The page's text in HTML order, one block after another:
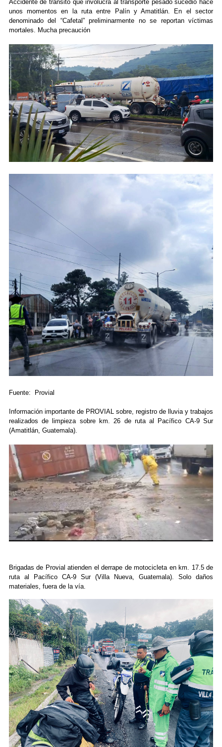
Accidente de tránsito que involucra al transporte pesado sucedió hace
unos momentos en la ruta entre Palín y Amatitlán. En el sector
denominado del “Cafetal” preliminarmente no se reportan víctimas
mortales. Mucha precaución
Fuente: Provial
Información importante de PROVIAL sobre, registro de lluvia y trabajos
realizados de limpieza sobre km. 26 de ruta al Pacífico CA-9 Sur
(Amatitlán, Guatemala).
Brigadas de Provial atienden el derrape de motocicleta en km. 17.5 de
ruta al Pacífico CA-9 Sur (Villa Nueva, Guatemala). Solo daños
materiales, fuera de la vía.